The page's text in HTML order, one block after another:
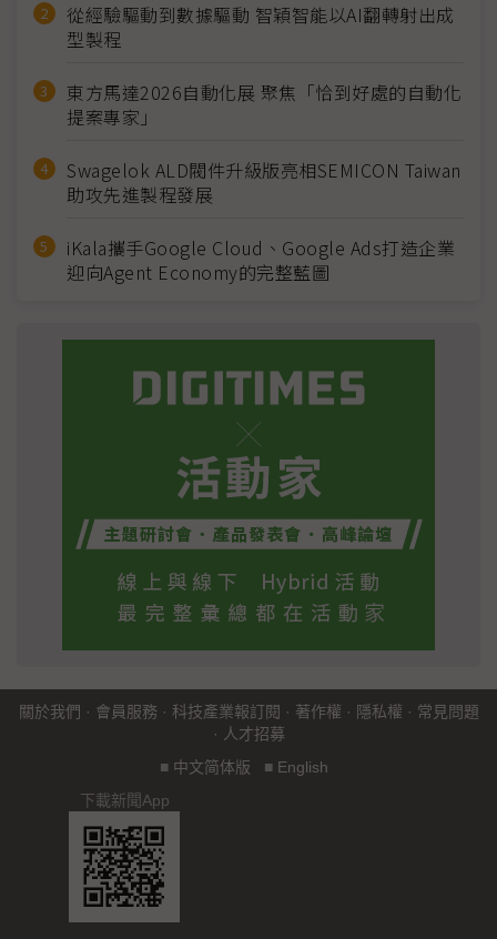
從經驗驅動到數據驅動 智穎智能以AI翻轉射出成
型製程
東方馬達2026自動化展 聚焦「恰到好處的自動化
提案專家」
Swagelok ALD閥件升級版亮相SEMICON Taiwan
助攻先進製程發展
iKala攜手Google Cloud、Google Ads打造企業
迎向Agent Economy的完整藍圖
關於我們 · 會員服務 · 科技產業報訂閱 · 著作權 · 隱私權 · 常見問題
· 人才招募
■ 中文简体版 ■ English
下載新聞App